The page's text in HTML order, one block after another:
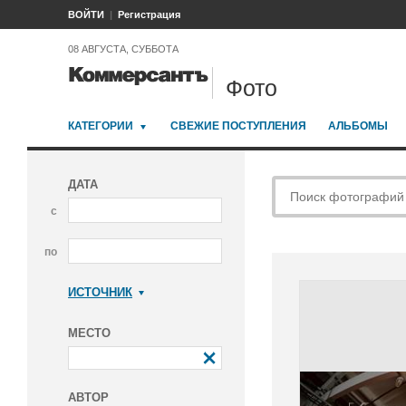
ВОЙТИ Регистрация
08 АВГУСТА, СУББОТА
Фото
КАТЕГОРИИ СВЕЖИЕ ПОСТУПЛЕНИЯ АЛЬБОМЫ
ДАТА
с
по
ИСТОЧНИК
МЕСТО
АВТОР